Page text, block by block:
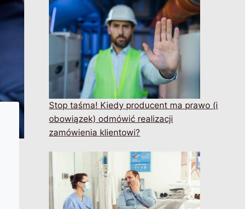
Stop taśma! Kiedy producent ma prawo (i
obowiązek) odmówić realizacji
zamówienia klientowi?